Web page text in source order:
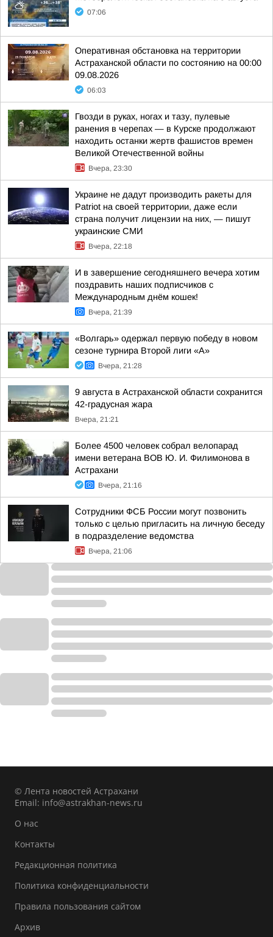
07:06
Оперативная обстановка на территории
Астраханской области по состоянию на 00:00
09.08.2026
06:03
Гвозди в руках, ногах и тазу, пулевые
ранения в черепах — в Курске продолжают
находить останки жертв фашистов времен
Великой Отечественной войны
Вчера, 23:30
Украине не дадут производить ракеты для
Patriot на своей территории, даже если
страна получит лицензии на них, — пишут
украинские СМИ
Вчера, 22:18
И в завершение сегодняшнего вечера хотим
поздравить наших подписчиков с
Международным днём кошек!
Вчера, 21:39
«Волгарь» одержал первую победу в новом
сезоне турнира Второй лиги «А»
Вчера, 21:28
9 августа в Астраханской области сохранится
42-градусная жара
Вчера, 21:21
Более 4500 человек собрал велопарад
имени ветерана ВОВ Ю. И. Филимонова в
Астрахани
Вчера, 21:16
Сотрудники ФСБ России могут позвонить
только с целью пригласить на личную беседу
в подразделение ведомства
Вчера, 21:06
© Лента новостей Астрахани
Email: info@astrakhan-news.ru
О нас
Контакты
Редакционная политика
Политика конфиденциальности
Правила пользования сайтом
Архив